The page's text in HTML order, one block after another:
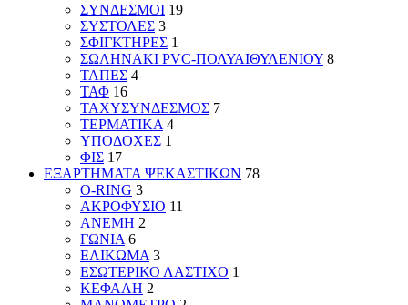
ΣΥΝΔΕΣΜΟΙ 19
ΣΥΣΤΟΛΕΣ 3
ΣΦΙΓΚΤΗΡΕΣ 1
ΣΩΛΗΝΑΚΙ PVC-ΠΟΛΥΑΙΘΥΛΕΝΙΟΥ 8
ΤΑΠΕΣ 4
ΤΑΦ 16
ΤΑΧΥΣΥΝΔΕΣΜΟΣ 7
ΤΕΡΜΑΤΙΚΑ 4
ΥΠΟΔΟΧΕΣ 1
ΦΙΣ 17
ΕΞΑΡΤΗΜΑΤΑ ΨΕΚΑΣΤΙΚΩΝ 78
O-RING 3
ΑΚΡΟΦΥΣΙΟ 11
ΑΝΕΜΗ 2
ΓΩΝΙΑ 6
ΕΛΙΚΩΜΑ 3
ΕΣΩΤΕΡΙΚΟ ΛΑΣΤΙΧΟ 1
ΚΕΦΑΛΗ 2